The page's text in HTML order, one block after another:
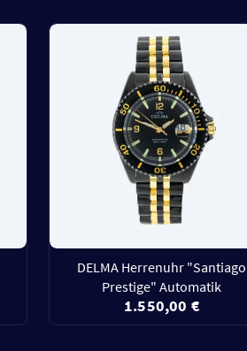
DELMA Herrenuhr "Santiago
Prestige" Automatik
1.550,00 €